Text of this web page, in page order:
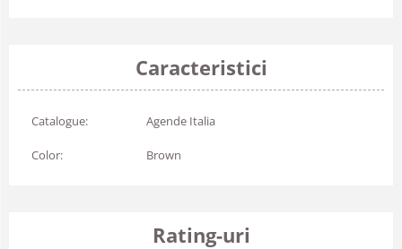
Caracteristici
Catalogue: Agende Italia
Color: Brown
Rating-uri